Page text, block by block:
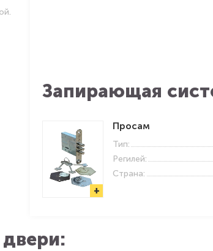
Запирающая
+
Просам
Тип:
Регилей:
Страна: